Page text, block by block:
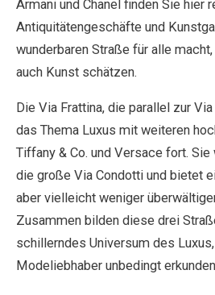
Armani und Chanel finden Sie hier
Antiquitätengeschäfte und
wunderbaren Straße für alle
auch Kunst schätzen.
Die Via Frattina, die parallel zur
das Thema Luxus mit weiteren
Tiffany & Co. und Versace fort.
die große Via Condotti und bietet
aber vielleicht weniger
Zusammen bilden diese drei
schillerndes Universum des
Modeliebhaber unbedingt